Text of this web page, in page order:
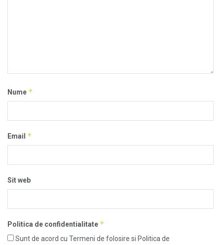
Nume *
Email *
Sit web
Politica de confidentialitate *
Sunt de acord cu Termeni de folosire si Politica de